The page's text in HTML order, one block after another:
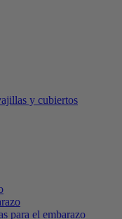
y cubiertos
para el embarazo